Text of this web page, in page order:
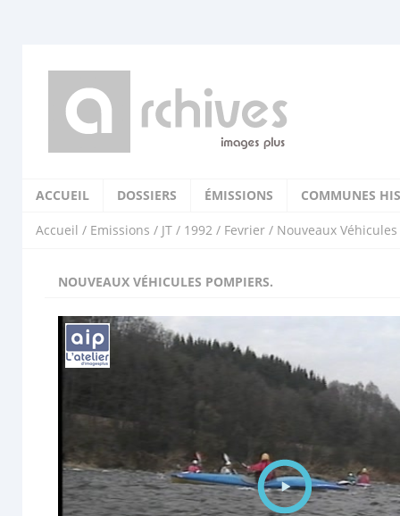
ACCUEIL DOSSIERS ÉMISSIONS COMMUNES
Accueil / Emissions / JT / 1992 / Fevrier / Nouveaux
NOUVEAUX VÉHICULES POMPIERS.